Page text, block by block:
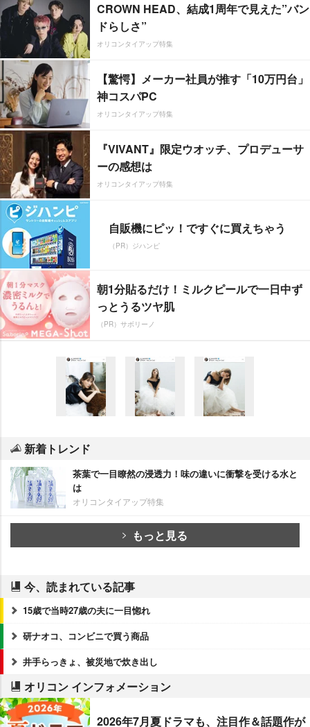
CROWN HEAD、結成1周年で見えた”バン
ドらしさ”
オリコンタイアップ特集
【驚愕】メーカー社員が推す「10万円台」
神コスパPC
オリコンタイアップ特集
『VIVANT』限定ウオッチ、プロデューサ
ーの感想は
オリコンタイアップ特集
自販機にピッ！ですぐに買えちゃう
（PR）ジハンピ
朝1分貼るだけ！ミルクピールで一日中ず
っとうるツヤ肌
（PR）サボリーノ
新着トレンド
茶葉で一目瞭然の浸透力！味の違いに衝撃を受ける水と
は
オリコンタイアップ特集
もっと見る
今、読まれている記事
15歳で当時27歳の夫に一目惚れ
研ナオコ、コンビニで買う商品
井手らっきょ、被災地で炊き出し
オリコン インフォメーション
2026年7月夏ドラマも、注目作＆話題作が